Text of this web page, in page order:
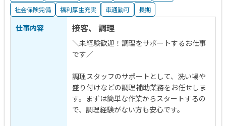
社会保険完備
福利厚生充実 車通勤可 長期
仕事内容 接客、 調理
＼未経験歓迎！調理をサポートするお仕事
です／
調理スタッフのサポートとして、洗い場や
盛り付けなどの調理補助業務をお任せしま
す。まずは簡単な作業からスタートするの
で、調理経験がない方も安心です。